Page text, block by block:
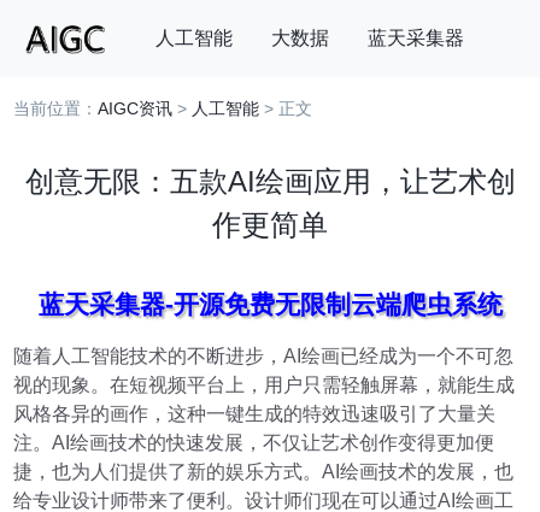
人工智能 大数据 蓝天采集器
搜索
当前位置：AIGC资讯 > 人工智能 > 正文
创意无限：五款AI绘画应用，让艺术创
作更简单
蓝天采集器-开源免费无限制云端爬虫系统
随着人工智能技术的不断进步，AI绘画已经成为一个不可忽
视的现象。在短视频平台上，用户只需轻触屏幕，就能生成
风格各异的画作，这种一键生成的特效迅速吸引了大量关
注。AI绘画技术的快速发展，不仅让艺术创作变得更加便
捷，也为人们提供了新的娱乐方式。AI绘画技术的发展，也
给专业设计师带来了便利。设计师们现在可以通过AI绘画工